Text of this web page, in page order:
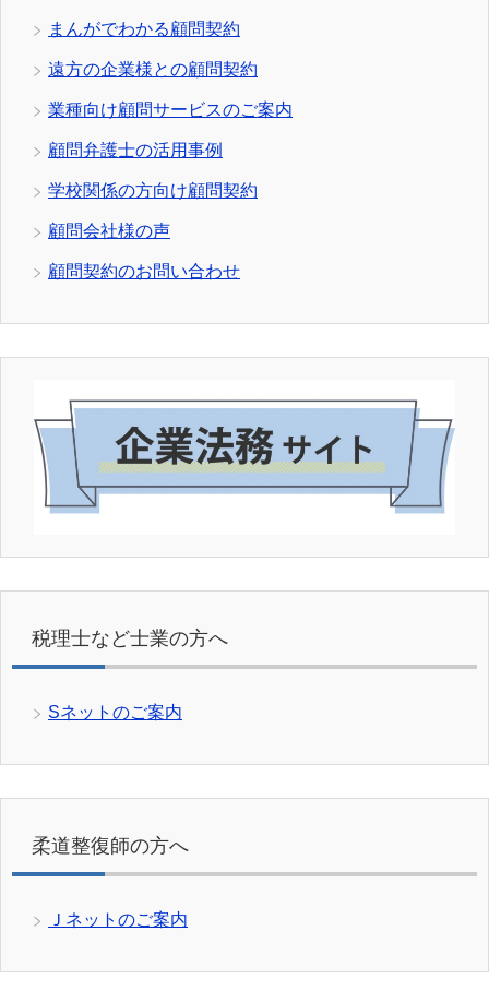
まんがでわかる顧問契約
遠方の企業様との顧問契約
業種向け顧問サービスのご案内
顧問弁護士の活用事例
学校関係の方向け顧問契約
顧問会社様の声
顧問契約のお問い合わせ
税理士など士業の方へ
Sネットのご案内
柔道整復師の方へ
Ｊネットのご案内